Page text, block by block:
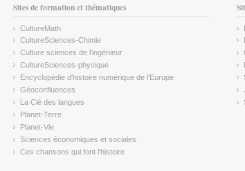
Sites de formation et thématiques
CultureMath
(link is external)
CultureSciences-Chimie
(link is external)
Culture sciences de l'ingénieur
CultureSciences-physique
(link is external)
Encyclopédie d'histoire numérique de l'Europe
(link is external)
Géoconfluences
(link is external)
La Clé des langues
(link is external)
Planet-Terre
(link is external)
Planet-Vie
(link is external)
Sciences économiques et sociales
(link is external)
Ces chansons qui font l'histoire
(link is external)